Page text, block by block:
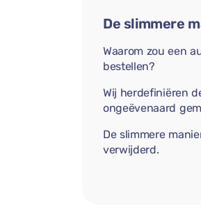
De slimmere
Waarom zou een
bestellen?
Wij herdefiniëren
ongeëvenaard
De slimmere
verwijderd.